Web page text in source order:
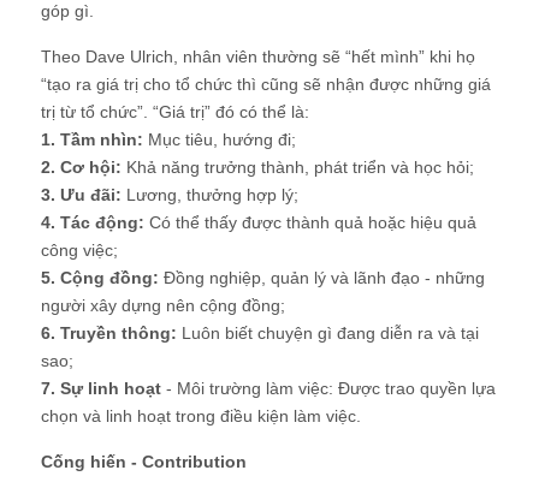
góp gì.
Theo Dave Ulrich, nhân viên thường sẽ “hết mình” khi họ
“tạo ra giá trị cho tổ chức thì cũng sẽ nhận được những giá
trị từ tổ chức”. “Giá trị” đó có thể là:
1. Tầm nhìn: Mục tiêu, hướng đi;
2. Cơ hội: Khả năng trưởng thành, phát triển và học hỏi;
3. Ưu đãi: Lương, thưởng hợp lý;
4. Tác động: Có thể thấy được thành quả hoặc hiệu quả
công việc;
5. Cộng đồng: Đồng nghiệp, quản lý và lãnh đạo - những
người xây dựng nên cộng đồng;
6. Truyền thông: Luôn biết chuyện gì đang diễn ra và tại
sao;
7. Sự linh hoạt - Môi trường làm việc: Được trao quyền lựa
chọn và linh hoạt trong điều kiện làm việc.
Cống hiến - Contribution